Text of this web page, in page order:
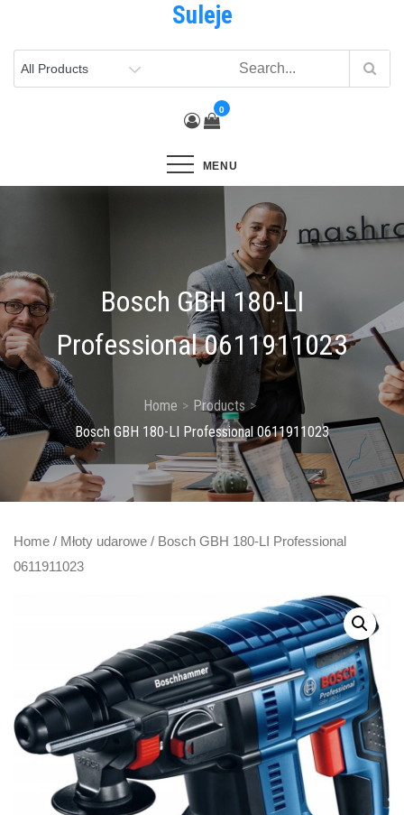
content
Suleje
0
MENU
Bosch GBH 180-LI
Professional 0611911023
Home
Products
Bosch GBH 180-LI Professional 0611911023
Home / Młoty udarowe / Bosch GBH 180-LI Professional
0611911023